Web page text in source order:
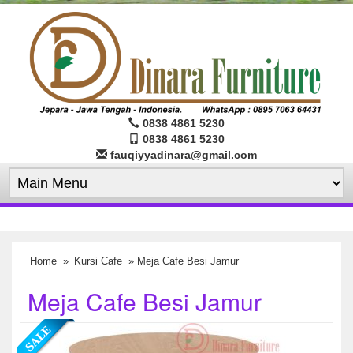
0838 4861 5230
0838 4861 5230
fauqiyyadinara@gmail.com
Home » Kursi Cafe » Meja Cafe Besi Jamur
Meja Cafe Besi Jamur